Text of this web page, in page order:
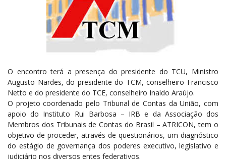
O encontro terá a presença do presidente do TCU, Ministro
Augusto Nardes, do presidente do TCM, conselheiro Francisco
Netto e do presidente do TCE, conselheiro Inaldo Araújo.
O projeto coordenado pelo Tribunal de Contas da União, com
apoio do Instituto Rui Barbosa – IRB e da Associação dos
Membros dos Tribunais de Contas do Brasil – ATRICON, tem o
objetivo de proceder, através de questionários, um diagnóstico
do estágio de governança dos poderes executivo, legislativo e
judiciário nos diversos entes federativos.